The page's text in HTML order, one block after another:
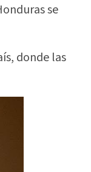
se
donde las